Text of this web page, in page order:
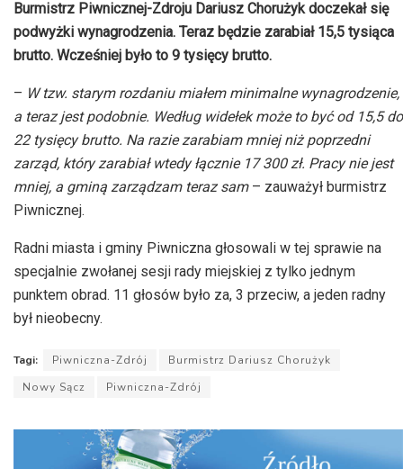
Burmistrz Piwnicznej-Zdroju Dariusz Chorużyk doczekał się
podwyżki wynagrodzenia. Teraz będzie zarabiał 15,5 tysiąca
brutto. Wcześniej było to 9 tysięcy brutto.
– W tzw. starym rozdaniu miałem minimalne wynagrodzenie,
a teraz jest podobnie. Według widełek może to być od 15,5 do
22 tysięcy brutto. Na razie zarabiam mniej niż poprzedni
zarząd, który zarabiał wtedy łącznie 17 300 zł. Pracy nie jest
mniej, a gminą zarządzam teraz sam– zauważył burmistrz
Piwnicznej.
Radni miasta i gminy Piwniczna głosowali w tej sprawie na
specjalnie zwołanej sesji rady miejskiej z tylko jednym
punktem obrad. 11 głosów było za, 3 przeciw, a jeden radny
był nieobecny.
Tagi: Piwniczna-Zdrój
Burmistrz Dariusz Chorużyk
Nowy Sącz
Piwniczna-Zdrój